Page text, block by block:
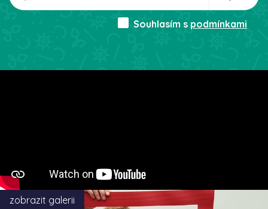
Souhlasím s podmínkami
zobrazit galerii